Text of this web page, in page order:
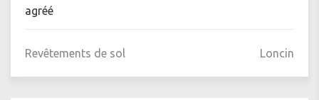
agréé
Revêtements de sol Loncin